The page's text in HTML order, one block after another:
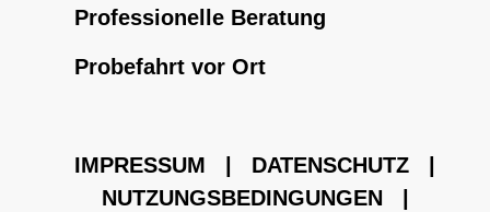
Professionelle Beratung
Probefahrt vor Ort
IMPRESSUM DATENSCHUTZ
NUTZUNGSBEDINGUNGEN